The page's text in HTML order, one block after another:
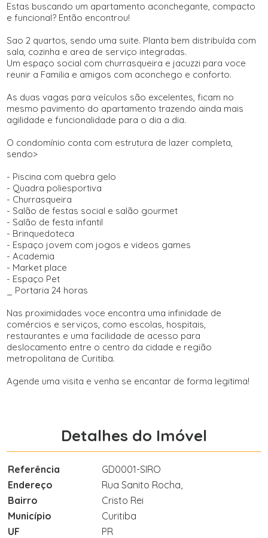
Estas buscando um apartamento aconchegante, compacto
e funcional? Então encontrou!
Sao 2 quartos, sendo uma suite. Planta bem distribuída com
sala, cozinha e area de serviço integradas.
Um espaço social com churrasqueira e jacuzzi para voce
reunir a Familia e amigos com aconchego e conforto.
As duas vagas para veículos são excelentes, ficam no
mesmo pavimento do apartamento trazendo ainda mais
agilidade e funcionalidade para o dia a dia.
O condomínio conta com estrutura de lazer completa,
sendo>
- Piscina com quebra gelo
- Quadra poliesportiva
- Churrasqueira
- Salão de festas social e salão gourmet
- Salão de festa infantil
- Brinquedoteca
- Espaço jovem com jogos e videos games
- Academia
- Market place
- Espaço Pet
_ Portaria 24 horas
Nas proximidades voce encontra uma infinidade de
comércios e serviços, como escolas, hospitais,
restaurantes e uma facilidade de acesso para
deslocamento entre o centro da cidade e região
metropolitana de Curitiba.
Agende uma visita e venha se encantar de forma legitima!
Detalhes do Imóvel
Referência
GD0001-SIRO
Endereço
Rua Sanito Rocha,
Bairro
Cristo Rei
Município
Curitiba
UF
PR